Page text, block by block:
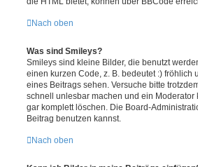
Nach oben
Was sind Smileys?
Smileys sind kleine Bilder, die benutzt
einen kurzen Code, z. B. bedeutet :) fröhlich
eines Beitrags sehen. Versuche bitte
schnell unlesbar machen und ein
gar komplett löschen. Die Board-
Beitrag benutzen kannst.
Nach oben